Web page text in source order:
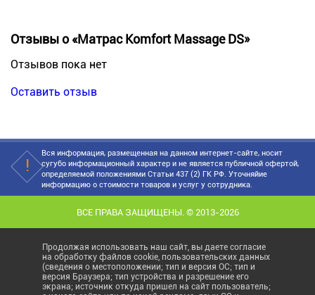
Отзывы о «Матрас Komfort Massage DS»
Отзывов пока нет
Оставить отзыв
Вся информация, размещенная на данном интернет-сайте, носит
сугубо информационный характер и не является публичной офертой,
определяемой положениями Статьи 437 (2) ГК РФ. Уточняйие
информацию о стоимости товаров и услуг у сотрудника.
ВСЕ ПРАВА ЗАЩИЩЕНЫ. © 2013-2026
Продолжая использовать наш сайт, вы даете согласие
на обработку файлов cookie, пользовательских данных
(сведения о местоположении; тип и версия ОС; тип и
версия Браузера; тип устройства и разрешение его
экрана; источник откуда пришел на сайт пользователь;